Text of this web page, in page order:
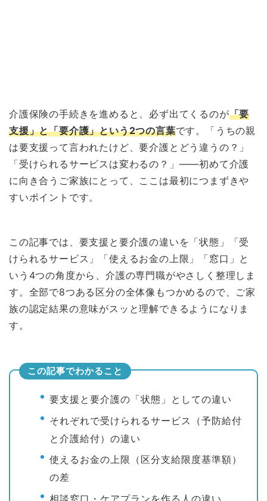
介護保険の手続きを進めると、必ず出てくるのが「要
支援」と「要介護」という2つの言葉です。「うちの親
は要支援って言われたけど、要介護とどう違うの？」
「受けられるサービスは変わるの？」——初めて介護
に向き合うご家族にとって、ここは最初につまずきや
すいポイントです。
この記事では、要支援と要介護の違いを「状態」「受
けられるサービス」「使えるお金の上限」「窓口」と
いう4つの角度から、介護の専門職がやさしく整理しま
す。全部で8つある区分の全体像もつかめるので、ご家
族の認定結果の意味がスッと理解できるようになりま
す。
この記事でわかること
要支援と要介護の「状態」としての違い
それぞれで受けられるサービス（予防給付
と介護給付）の違い
使えるお金の上限（区分支給限度基準額）
の差
相談窓口・ケアプランを作る人の違い